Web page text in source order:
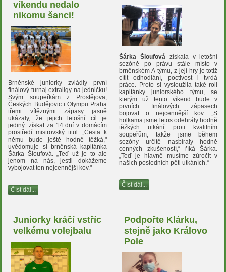
víkendu nedalo
nikomu šanci!
Brněnské juniorky zvládly první
finálový turnaj extraligy na jedničku!
Svým soupeřkám z Prostějova,
Českých Budějovic i Olympu Praha
třemi vítěznými zápasy jasně
ukázaly, že jejich letošní cíl je
jediný: získat za 14 dní v domácím
prostředí mistrovský titul. „Cesta k
němu bude ještě hodně těžká,"
uvědomuje si brněnská kapitánka
Šárka Šloufová. „Teď už je to ale
jenom na nás, jestli dokážeme
vybojovat ten nejcennější kov."
Číst dál...
Šárka Šloufová získala v letošní
sezóně po právu stále místo v
brněnském A-týmu, z její hry je totiž
cítit odhodlání, poctivost i tvrdá
práce. Proto si vysloužila také roli
kapitánky juniorského týmu, se
kterým už tento víkend bude v
prvních finálových zápasech
bojovat o nejcennější kov. „S
holkama jsme letos odehrály hodně
těžkých utkání proti kvalitním
soupeřům, takže jsme během
sezóny určitě nasbíraly hodně
cenných zkušeností,“ říká Šárka.
„Teď je hlavně musíme zúročit v
našich posledních pěti utkáních.“
Číst dál...
Juniorky kráčí vstříc
velkému volejbalu
Podpořte Klárku,
stejně jako Královo
Pole